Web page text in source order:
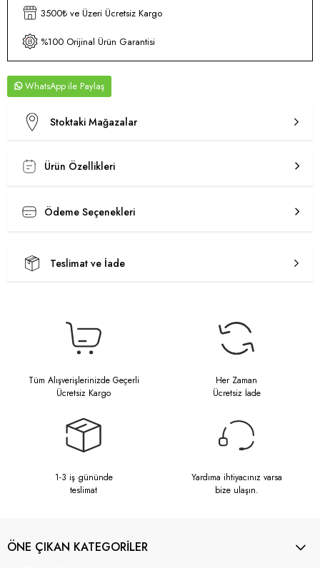
3500₺ ve Üzeri Ücretsiz Kargo
%100 Orijinal Ürün Garantisi
WhatsApp
Stoktaki Mağazalar
Ürün Özellikleri
Ödeme Seçenekleri
Teslimat ve İade
Tüm Alışverişlerinizde Geçerli
Ücretsiz Kargo
Her Zaman
Ücretsiz İade
1-3 iş gününde
teslimat
Yardıma ihtiyacınız varsa
bize ulaşın.
ÖNE ÇIKAN KATEGORİLER